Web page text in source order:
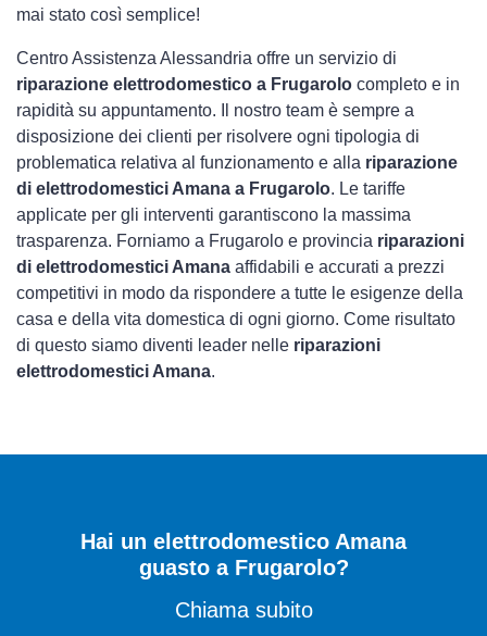
mai stato così semplice!
Centro Assistenza Alessandria offre un servizio di
riparazione elettrodomestico a Frugarolo completo e in
rapidità su appuntamento. Il nostro team è sempre a
disposizione dei clienti per risolvere ogni tipologia di
problematica relativa al funzionamento e alla riparazione
di elettrodomestici Amana a Frugarolo. Le tariffe
applicate per gli interventi garantiscono la massima
trasparenza. Forniamo a Frugarolo e provincia riparazioni
di elettrodomestici Amana affidabili e accurati a prezzi
competitivi in modo da rispondere a tutte le esigenze della
casa e della vita domestica di ogni giorno. Come risultato
di questo siamo diventi leader nelle riparazioni
elettrodomestici Amana.
Hai un elettrodomestico Amana
guasto a Frugarolo?
Chiama subito